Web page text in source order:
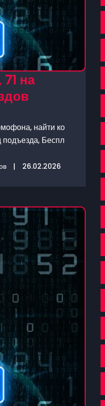
на
найти ко
Беспл
| 26.02.2026